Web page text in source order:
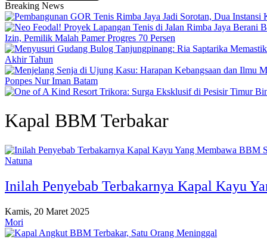
Breaking News
Izin, Pemilik Malah Pamer Progres 70 Persen
Akhir Tahun
Ponpes Nur Iman Batam
Kapal BBM Terbakar
Natuna
Inilah Penyebab Terbakarnya Kapal Kayu
Kamis, 20 Maret 2025
Mori